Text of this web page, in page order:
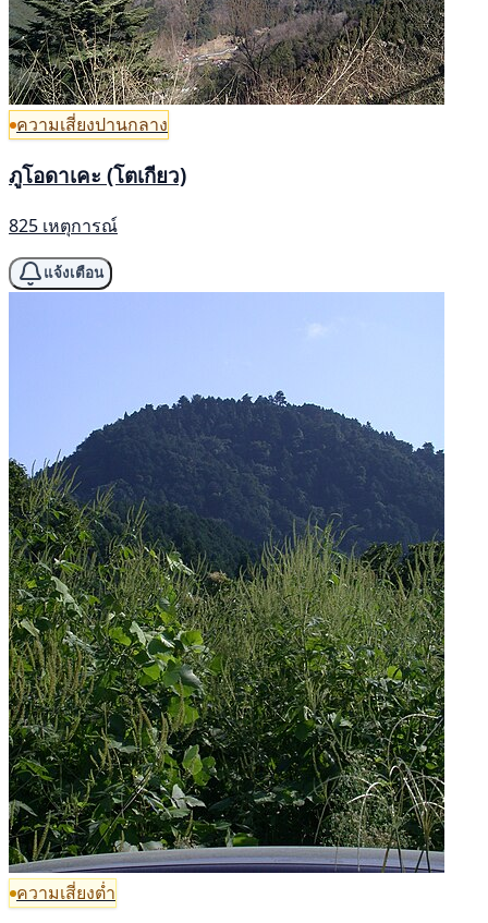
ความเสี่ยงปานกลาง
ภูโอดาเคะ (โตเกียว)
825 เหตุการณ์
แจ้งเตือน
ความเสี่ยงต่ำ